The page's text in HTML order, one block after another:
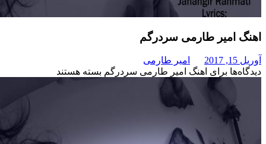
طارمی سردرگم
امیر طارمی
برای اهنگ امیر طارمی سردرگم بسته هستند